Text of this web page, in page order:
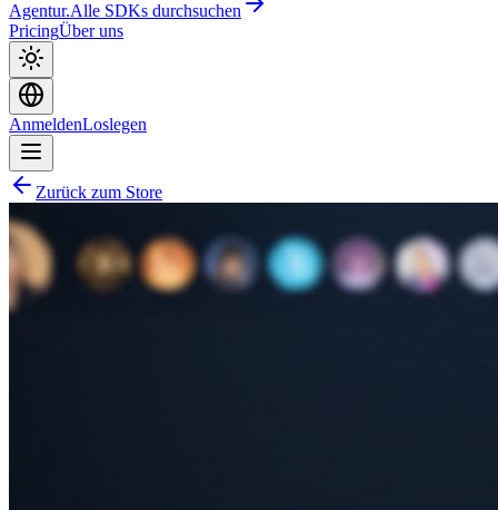
Agentur.Alle SDKs durchsuchen
PricingÜber uns
AnmeldenLoslegen
Zurück zum Store